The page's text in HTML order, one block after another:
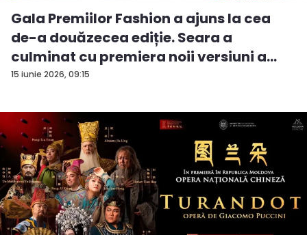
15 iunie 2026, 09:15
Gala Premiilor Fashion a ajuns la cea
de-a douăzecea ediție. Seara a
culminat cu premiera noii versiuni a
pie...